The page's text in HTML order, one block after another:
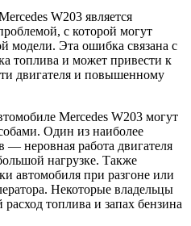
W203 является
с которой могут
модели. Эта ошибка связана с
топлива и может привести к
двигателя и повышенному
Mercedes W203 могут
Один из наиболее
неровная работа двигателя
нагрузке. Также
автомобиля при разгоне или
Некоторые владельцы
топлива и запах бензина